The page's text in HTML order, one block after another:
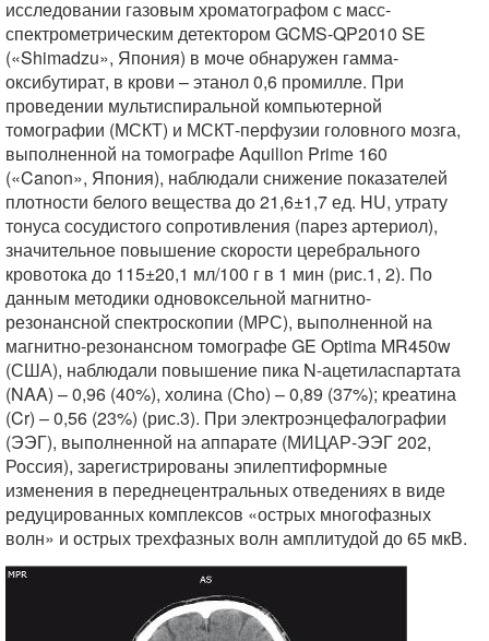
исследовании газовым хроматографом с масс-
спектрометрическим детектором GCMS-QP2010 SE
(«Shimadzu», Япония) в моче обнаружен гамма-
оксибутират, в крови – этанол 0,6 промилле. При
проведении мультиспиральной компьютерной
томографии (МСКТ) и МСКТ-перфузии головного мозга,
выполненной на томографе Aquilion Primе 160
(«Canon», Япония), наблюдали снижение показателей
плотности белого вещества до 21,6±1,7 ед. HU, утрату
тонуса сосудистого сопротивления (парез артериол),
значительное повышение скорости церебрального
кровотока до 115±20,1 мл/100 г в 1 мин (рис.1, 2). По
данным методики одновоксельной магнитно-
резонансной спектроскопии (МРС), выполненной на
магнитно-резонансном томографе GE Optima MR450w
(США), наблюдали повышение пика N-ацетиласпартата
(NAA) – 0,96 (40%), холина (Cho) – 0,89 (37%); креатина
(Cr) – 0,56 (23%) (рис.3). При электроэнцефалографии
(ЭЭГ), выполненной на аппарате (МИЦАР-ЭЭГ 202,
Россия), зарегистрированы эпилептиформные
изменения в переднецентральных отведениях в виде
редуцированных комплексов «острых многофазных
волн» и острых трехфазных волн амплитудой до 65 мкВ.